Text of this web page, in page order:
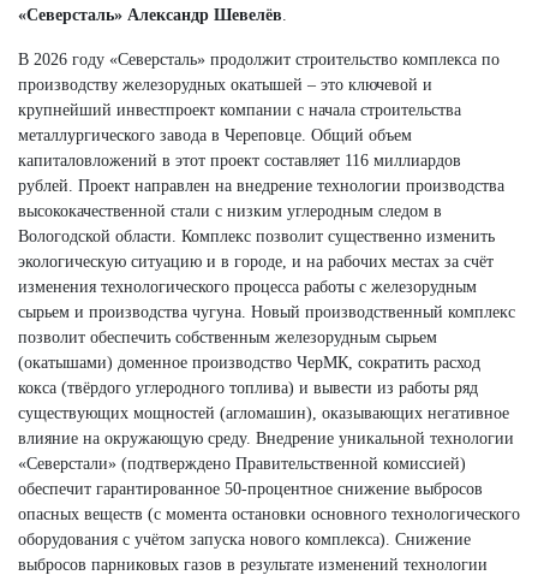
«Северсталь» Александр Шевелёв
В 2026 году «Северсталь» продолжит строительство комплекса по
производству железорудных окатышей – это ключевой и
крупнейший инвестпроект компании с начала строительства
металлургического завода в Череповце. Общий объем
капиталовложений в этот проект составляет 116 миллиардов
рублей. Проект направлен на внедрение технологии производства
высококачественной стали с низким углеродным следом в
Вологодской области. Комплекс позволит существенно изменить
экологическую ситуацию и в городе, и на рабочих местах за счёт
изменения технологического процесса работы с железорудным
сырьем и производства чугуна. Новый производственный комплекс
позволит обеспечить собственным железорудным сырьем
(окатышами) доменное производство ЧерМК, сократить расход
кокса (твёрдого углеродного топлива) и вывести из работы ряд
существующих мощностей (агломашин), оказывающих негативное
влияние на окружающую среду. Внедрение уникальной технологии
«Северстали» (подтверждено Правительственной комиссией)
обеспечит гарантированное 50-процентное снижение выбросов
опасных веществ (с момента остановки основного технологического
оборудования с учётом запуска нового комплекса). Снижение
выбросов парниковых газов в результате изменений технологии